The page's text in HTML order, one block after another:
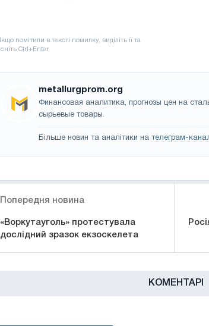
metallurgprom.org
Финансовая аналитика, прогнозы цен на
сырьевые товары.
Більше новин та аналітики на телеграм-
Попередня новина
«Воркутауголь» протестувала
дослідний зразок екзоскелета
КОМЕНТАРІ